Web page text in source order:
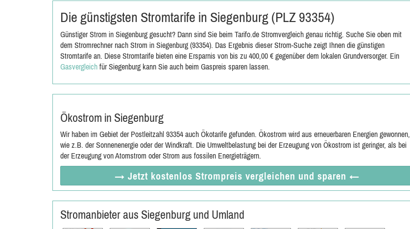
Die günstigsten Stromtarife in Siegenburg (PLZ 93354)
Günstiger Strom in Siegenburg gesucht? Dann sind Sie beim Tarifo.de Stromvergleich genau richtig. Suche Sie oben mit
dem Stromrechner nach Strom in Siegenburg (93354). Das Ergebnis dieser Strom-Suche zeigt Ihnen die günstigen
Stromtarife an. Diese Stromtarife bieten eine Ersparnis von bis zu 400,00 € gegenüber dem lokalen Grundversorger. Ein
Gasvergleich für Siegenburg kann Sie auch beim Gaspreis sparen lassen.
Ökostrom in Siegenburg
Wir haben im Gebiet der Postleitzahl 93354 auch Ökotarife gefunden. Ökostrom wird aus erneuerbaren Energien gewonnen,
wie z.B. der Sonnenenergie oder der Windkraft. Die Umweltbelastung bei der Erzeugung von Ökostrom ist geringer, als bei
der Erzeugung von Atomstrom oder Strom aus fossilen Energieträgern.
→ Jetzt kostenlos Strompreis vergleichen und sparen ←
Stromanbieter aus Siegenburg und Umland